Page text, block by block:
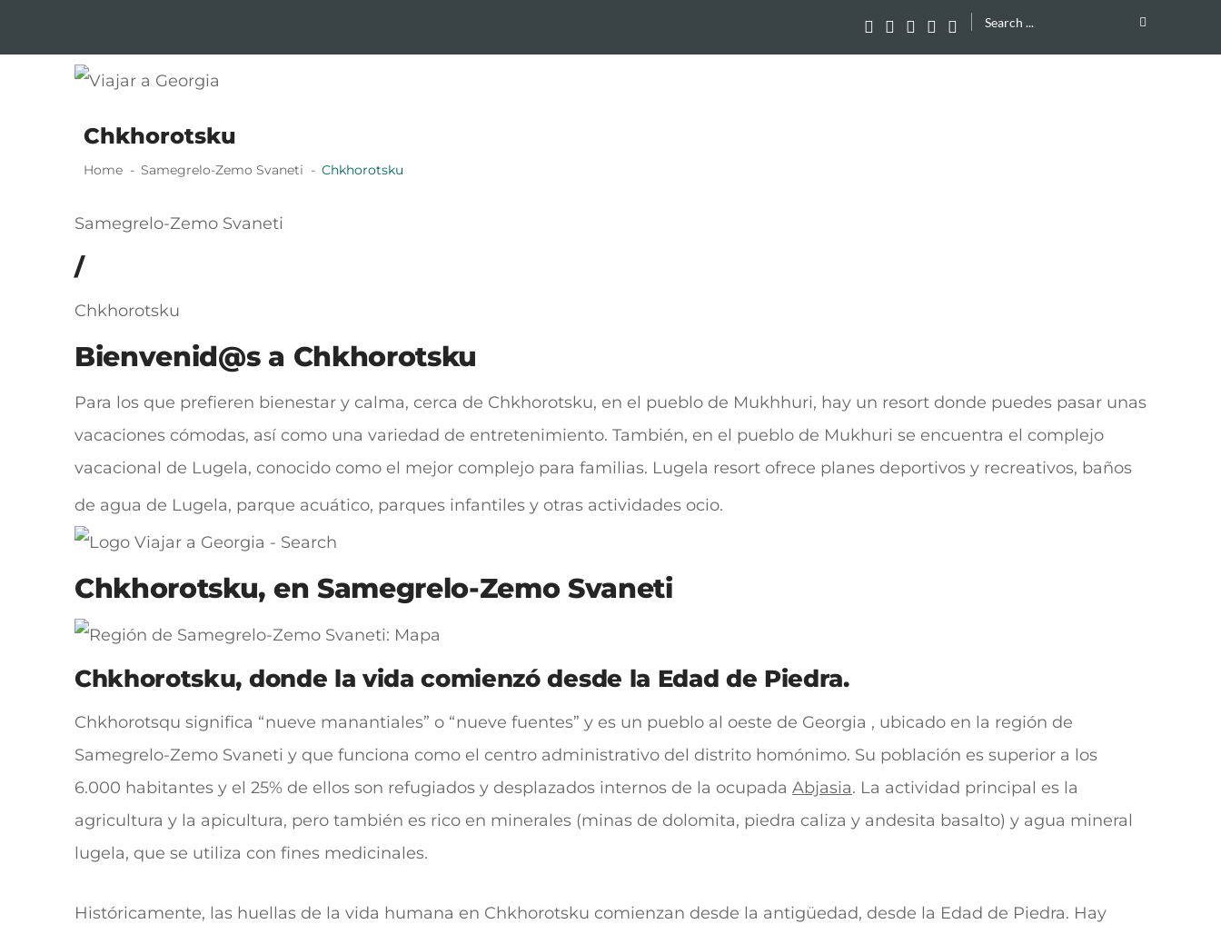
navigation
Search
for:
Chkhorotsku
Home Samegrelo-Zemo Svaneti Chkhorotsku
Samegrelo-Zemo Svaneti
/
Chkhorotsku
Bienvenid@s a Chkhorotsku
Para los que prefieren bienestar y calma, cerca de Chkhorotsku, en el pueblo de Mukhhuri, hay un resort donde puedes pasar unas
vacaciones cómodas, así como una variedad de entretenimiento. También, en el pueblo de Mukhuri se encuentra el complejo
vacacional de Lugela, conocido como el mejor complejo para familias. Lugela resort ofrece planes deportivos y recreativos, baños
de agua de Lugela, parque acuático, parques infantiles y otras actividades ocio.
Chkhorotsku, en Samegrelo-Zemo Svaneti
Chkhorotsku, donde la vida comienzó desde la Edad de Piedra.
Chkhorotsqu significa “nueve manantiales” o “nueve fuentes” y es un pueblo al oeste de Georgia , ubicado en la región de
Samegrelo-Zemo Svaneti y que funciona como el centro administrativo del distrito homónimo. Su población es superior a los
6.000 habitantes y el 25% de ellos son refugiados y desplazados internos de la ocupada Abjasia. La actividad principal es la
agricultura y la apicultura, pero también es rico en minerales (minas de dolomita, piedra caliza y andesita basalto) y agua mineral
lugela, que se utiliza con fines medicinales.
Históricamente, las huellas de la vida humana en Chkhorotsku comienzan desde la antigüedad, desde la Edad de Piedra. Hay